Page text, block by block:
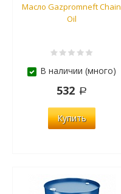
Масло Gazpromneft Chain
Oil
В наличии (много)
532
Купить